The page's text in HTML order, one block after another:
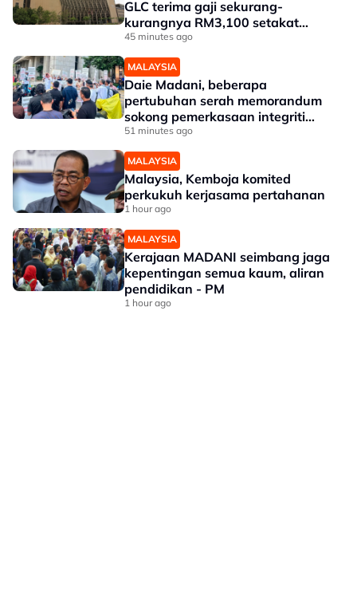
GLC terima gaji sekurang-
kurangnya RM3,100 setakat
akhir 2025
45 minutes ago
MALAYSIA
Daie Madani, beberapa
pertubuhan serah memorandum
sokong pemerkasaan integriti
Tabung Haji
51 minutes ago
MALAYSIA
Malaysia, Kemboja komited
perkukuh kerjasama pertahanan
1 hour ago
MALAYSIA
Kerajaan MADANI seimbang jaga
kepentingan semua kaum, aliran
pendidikan - PM
1 hour ago